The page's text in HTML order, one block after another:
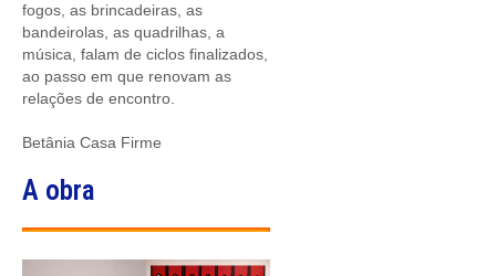
fogos, as brincadeiras, as
bandeirolas, as quadrilhas, a
música, falam de ciclos finalizados,
ao passo em que renovam as
relações de encontro.
Betânia Casa Firme
A obra